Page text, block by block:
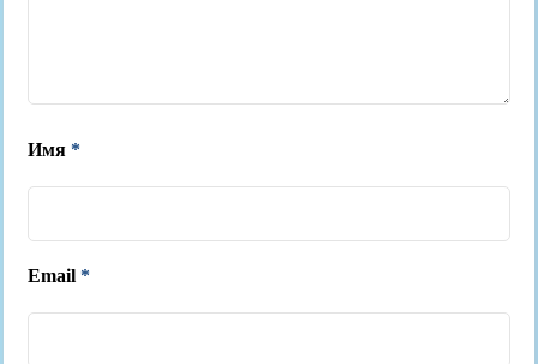
Имя *
Email *